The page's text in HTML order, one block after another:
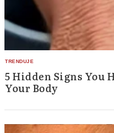
5 Hidden Signs You
Your Body